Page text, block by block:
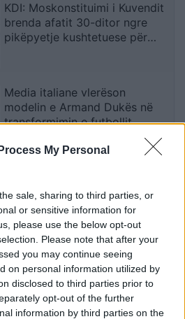
My Personal
sale, sharing to third parties, or
or sensitive information for
please use the below opt-out
Please note that after your
you may continue seeing
on personal information utilized by
disclosed to third parties prior to
opt-out of the further
information by third parties on the
KDI: Moskonstituimi i Kuvendit
brenda afatit 30-ditor ngre
pikëpyetje kushtetuese për
Media italiane vlerëson
modelin e Armand Dukës në
transformimin e futbollit
ambasadori i ri amerikan, por
ashpërson qëndrimin ndaj
SPAK-ut dhe reformës
territoriale
Çfarë përfitimesh mund të
sjellin fistekët për shëndetin?